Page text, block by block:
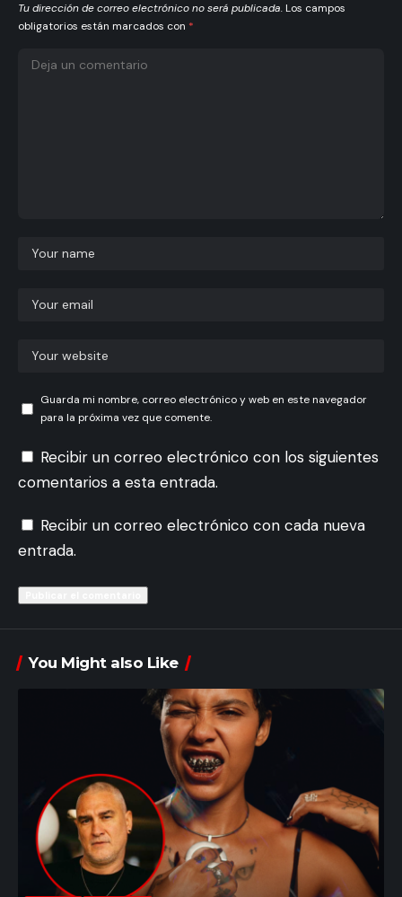
Tu dirección de correo electrónico no será publicada. Los campos
obligatorios están marcados con *
Guarda mi nombre, correo electrónico y web en este navegador
para la próxima vez que comente.
Recibir un correo electrónico con los siguientes
comentarios a esta entrada.
Recibir un correo electrónico con cada nueva
entrada.
You Might also Like